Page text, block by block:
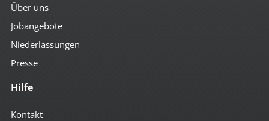
Über uns
Jobangebote
Niederlassungen
Presse
Hilfe
Kontakt